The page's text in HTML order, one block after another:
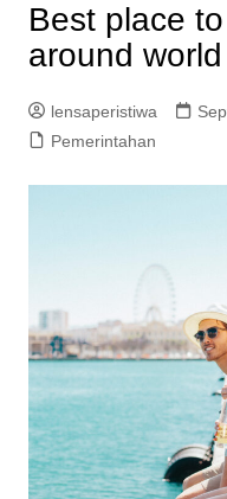
Best place
around world
lensaperistiwa
Pemerintahan